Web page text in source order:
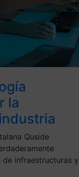
la
Quside
infraestructuras y